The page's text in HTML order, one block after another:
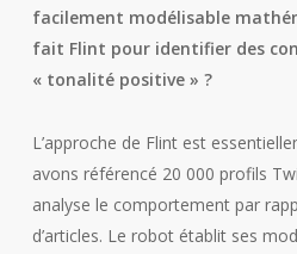
facilement modélisable
fait Flint pour identifier des
« tonalité positive » ?
L’approche de Flint est
avons référencé 20 000 profils
analyse le comportement par
d’articles. Le robot établit ses